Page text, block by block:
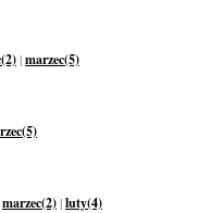
|marzec(5)
marzec(2)|luty(4)